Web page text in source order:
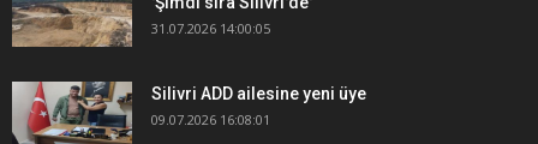
31.07.2026 14:00:05
Silivri ADD ailesine yeni üye
09.07.2026 16:08:01